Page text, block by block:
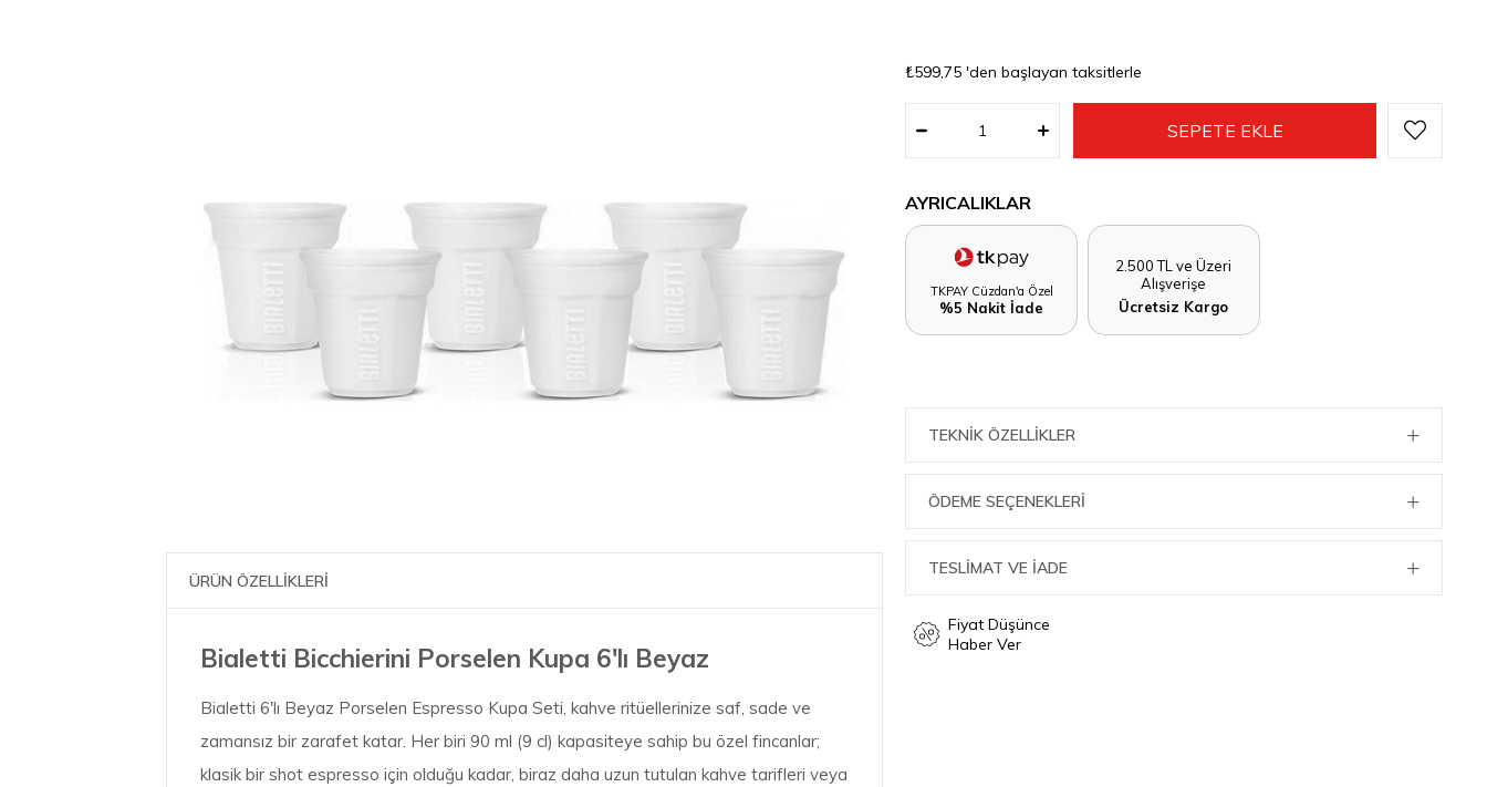
ÜRÜN ÖZELLİKLERİ
Bialetti Bicchierini Porselen Kupa 6'lı Beyaz
Bialetti 6'lı Beyaz Porselen Espresso Kupa Seti, kahve ritüellerinize saf, sade ve
zamansız bir zarafet katar. Her biri 90 ml (9 cl) kapasiteye sahip bu özel fincanlar;
klasik bir shot espresso için olduğu kadar, biraz daha uzun tutulan kahve tarifleri veya
₺599,75 'den başlayan taksitlerle
AYRICALIKLAR
TKPAY Cüzdan'a Özel
%5 Nakit İade
2.500 TL ve Üzeri
Alışverişe
Ücretsiz Kargo
TEKNIK ÖZELLIKLER
ÖDEME SEÇENEKLERI
TESLİMAT VE İADE
Fiyat Düşünce
Haber Ver